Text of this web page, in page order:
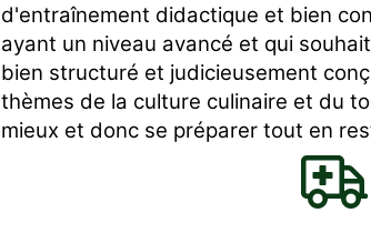
d'entraînement didactique et bien
ayant un niveau avancé et qui
bien structuré et judicieusement
thèmes de la culture culinaire et du
mieux et donc se préparer tout en